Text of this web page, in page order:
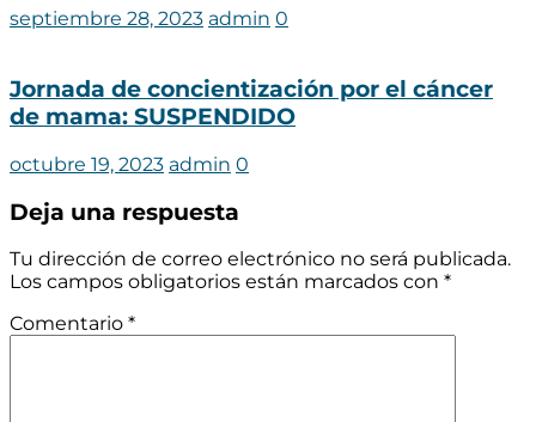
septiembre 28, 2023 admin 0
Jornada de concientización por el cáncer
de mama: SUSPENDIDO
octubre 19, 2023 admin 0
Deja una respuesta
Tu dirección de correo electrónico no será publicada.
Los campos obligatorios están marcados con *
Comentario *